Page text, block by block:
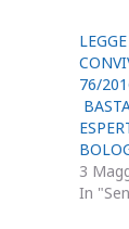
LEGGE
76/
3
In